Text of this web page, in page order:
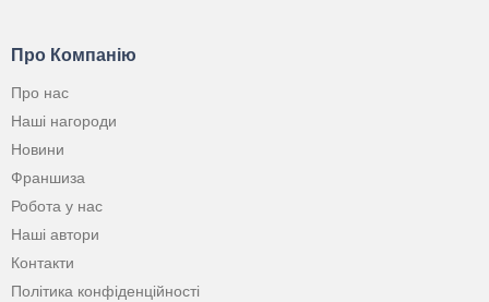
Про Компанію
Про нас
Наші нагороди
Новини
Франшиза
Робота у нас
Наші автори
Контакти
Політика конфіденційності